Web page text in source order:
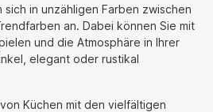
in unzähligen Farben zwischen
an. Dabei können Sie mit
und die Atmosphäre in Ihrer
elegant oder rustikal
Küchen mit den vielfältigen